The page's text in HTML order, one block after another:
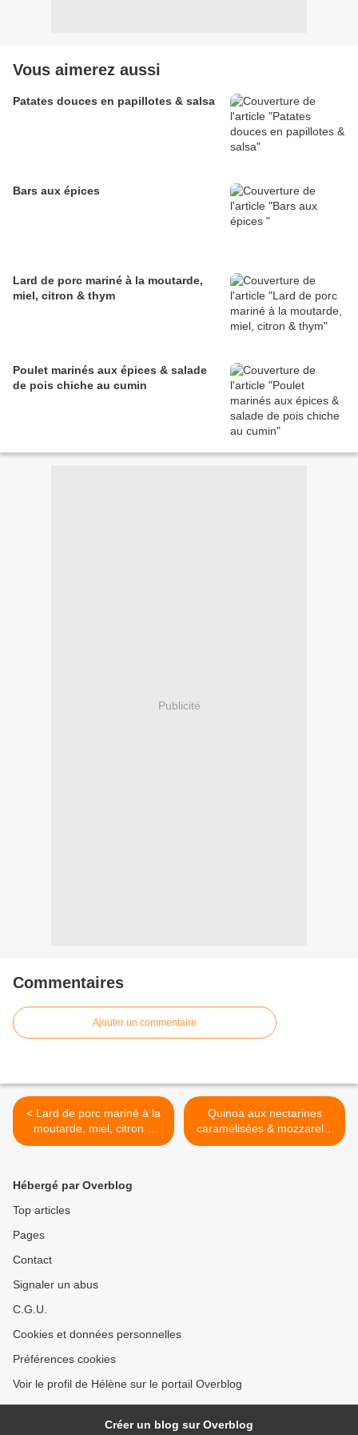
Vous aimerez aussi
Patates douces en papillotes & salsa
Bars aux épices
Lard de porc mariné à la moutarde,
miel, citron & thym
Poulet marinés aux épices & salade
de pois chiche au cumin
Publicité
Commentaires
Ajouter un commentaire
< Lard de porc mariné à la
moutarde, miel, citron &
thym
Quinoa aux nectarines
caramélisées & mozzarella
>
Hébergé par Overblog
Top articles
Pages
Contact
Signaler un abus
C.G.U.
Cookies et données personnelles
Préférences cookies
Voir le profil de Hélène sur le portail Overblog
Créer un blog sur Overblog